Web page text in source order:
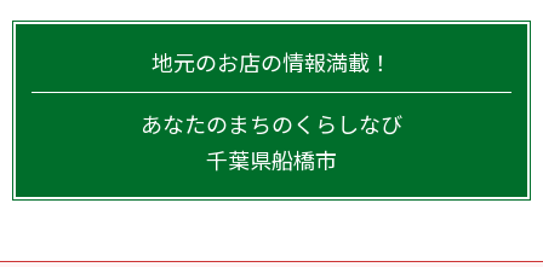
地元のお店の情報満載！
あなたのまちのくらしなび
千葉県船橋市